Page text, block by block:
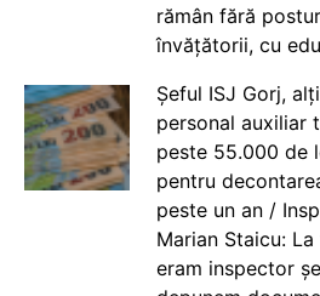
rămân fără
învățătorii, cu
Șeful ISJ Gorj,
personal auxiliar
peste 55.000 de
pentru
peste un an /
Marian Staicu:
eram inspector